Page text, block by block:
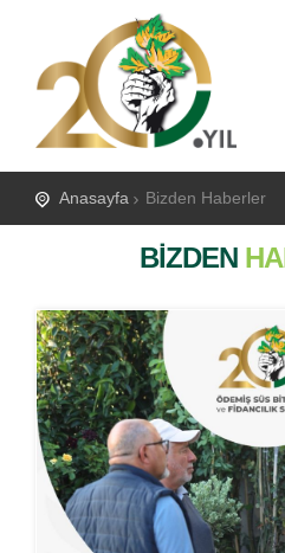
Anasayfa Bizden Haberler
BIZDEN